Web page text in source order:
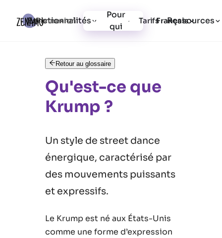
Fonctionnalités
Pour
qui
Tarifs Ressources
Connexion Inscription Français
Retour au glossaire
Qu'est-ce que
Krump ?
Un style de street dance
énergique, caractérisé par
des mouvements puissants
et expressifs.
Le Krump est né aux États-Unis
comme une forme d’expression